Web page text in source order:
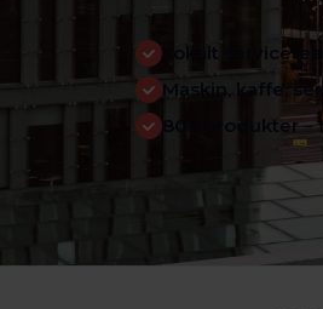
Lokalt
Maskin, kaffe,
80+ produkter–